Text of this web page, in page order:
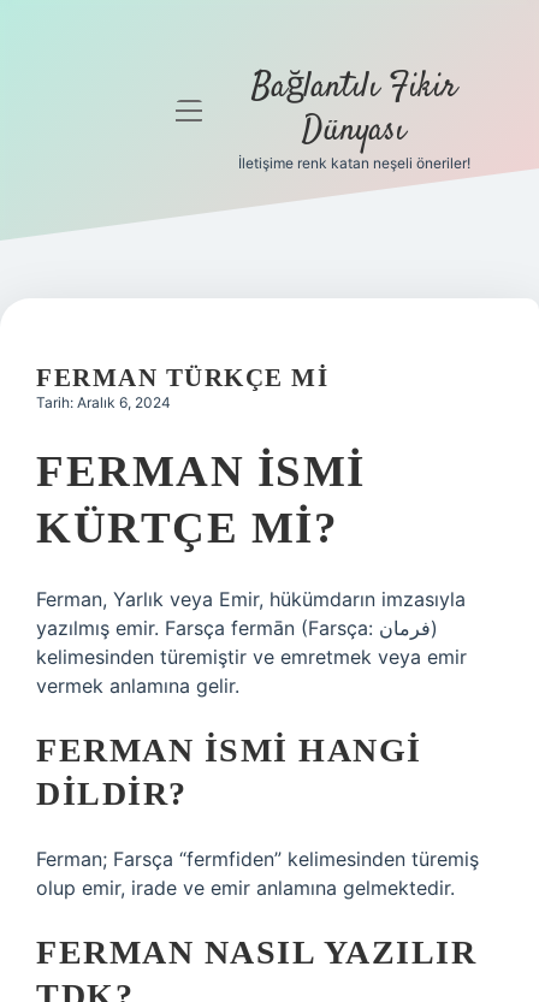
Gizlilik
Hakkımızda
menüyü
Bağlantılı Fikir
Dünyası
İletişime renk katan neşeli öneriler!
FERMAN TÜRKÇE MI
Tarih: Aralık 6, 2024
FERMAN ISMI
KÜRTÇE MI?
Ferman, Yarlık veya Emir, hükümdarın imzasıyla
yazılmış emir. Farsça fermān (Farsça: فرمان)
kelimesinden türemiştir ve emretmek veya emir
vermek anlamına gelir.
FERMAN ISMI HANGI
DILDIR?
Ferman; Farsça “fermfiden” kelimesinden türemiş
olup emir, irade ve emir anlamına gelmektedir.
FERMAN NASIL YAZILIR